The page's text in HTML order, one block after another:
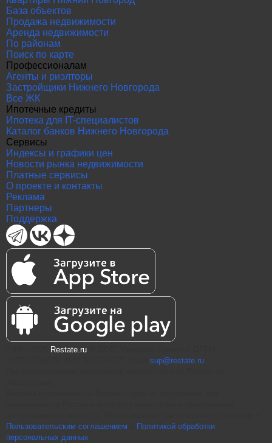
База объектов
Продажа недвижимости
Аренда недвижимости
По районам
Поиск по карте
Профессионалам
Агенты и риэлторы
Застройщики Нижнего Новгорода
Все ЖК
Ипотечные кредиты
Ипотека для IT-специалистов
Каталог банков Нижнего Новгорода
Сервисы
Индексы и графики цен
Новости рынка недвижимости
Платные сервисы
О проекте и контакты
Реклама
Партнеры
Поддержка
Restate.ru
sup@restate.ru
Пользовательским соглашением
Политикой обработки
персональных данных